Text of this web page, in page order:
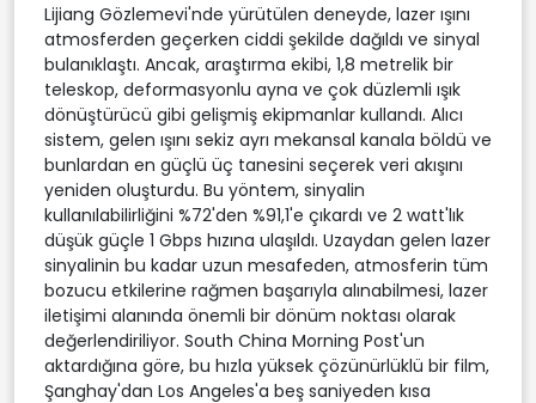
Lijiang Gözlemevi'nde yürütülen deneyde, lazer ışını
atmosferden geçerken ciddi şekilde dağıldı ve sinyal
bulanıklaştı. Ancak, araştırma ekibi, 1,8 metrelik bir
teleskop, deformasyonlu ayna ve çok düzlemli ışık
dönüştürücü gibi gelişmiş ekipmanlar kullandı. Alıcı
sistem, gelen ışını sekiz ayrı mekansal kanala böldü ve
bunlardan en güçlü üç tanesini seçerek veri akışını
yeniden oluşturdu. Bu yöntem, sinyalin
kullanılabilirliğini %72'den %91,1'e çıkardı ve 2 watt'lık
düşük güçle 1 Gbps hızına ulaşıldı. Uzaydan gelen lazer
sinyalinin bu kadar uzun mesafeden, atmosferin tüm
bozucu etkilerine rağmen başarıyla alınabilmesi, lazer
iletişimi alanında önemli bir dönüm noktası olarak
değerlendiriliyor. South China Morning Post'un
aktardığına göre, bu hızla yüksek çözünürlüklü bir film,
Şanghay'dan Los Angeles'a beş saniyeden kısa